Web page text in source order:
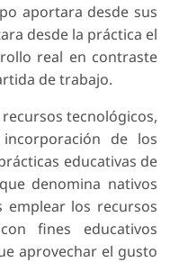
aportara desde sus
desde la práctica el
real en contraste
de trabajo.
tecnológicos,
de los
educativas de
denomina nativos
emplear los recursos
fines educativos
aprovechar el gusto